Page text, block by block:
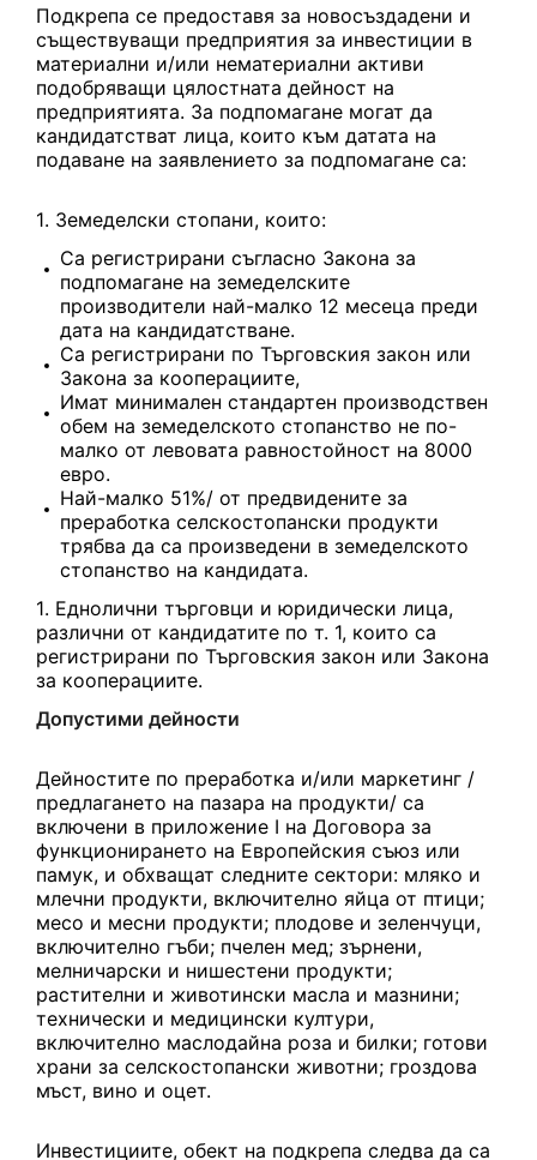
Подкрепа се предоставя за новосъздадени и
съществуващи предприятия за инвестиции в
материални и/или нематериални активи
подобряващи цялостната дейност на
предприятията. За подпомагане могат да
кандидатстват лица, които към датата на
подаване на заявлението за подпомагане са:
Земеделски стопани, които:
Са регистрирани съгласно Закона за
подпомагане на земеделските
производители най-малко 12 месеца преди
дата на кандидатстване.
Са регистрирани по Търговския закон или
Закона за кооперациите,
Имат минимален стандартен производствен
обем на земеделското стопанство не по-
малко от левовата равностойност на 8000
евро.
Най-малко 51%/ от предвидените за
преработка селскостопански продукти
трябва да са произведени в земеделското
стопанство на кандидата.
Еднолични търговци и юридически лица,
различни от кандидатите по т. 1, които са
регистрирани по Търговския закон или Закона
за кооперациите.
Допустими дейности
Дейностите по преработка и/или маркетинг /
предлагането на пазара на продукти/ са
включени в приложение I на Договора за
функционирането на Европейския съюз или
памук, и обхващат следните сектори: мляко и
млечни продукти, включително яйца от птици;
месо и месни продукти; плодове и зеленчуци,
включително гъби; пчелен мед; зърнени,
мелничарски и нишестени продукти;
растителни и животински масла и мазнини;
технически и медицински култури,
включително маслодайна роза и билки; готови
храни за селскостопански животни; гроздова
мъст, вино и оцет.
Инвестициите, обект на подкрепа следва да са